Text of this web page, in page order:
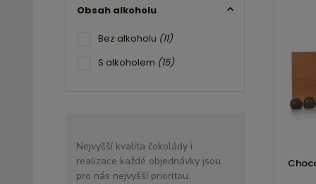
Obsah alkoholu
Bez alkoholu (11)
S alkoholem (15)
Nejvyšší kvalita čokolády i
realizace každé objednávky jsou
pro nás nejvyšší prioritou.